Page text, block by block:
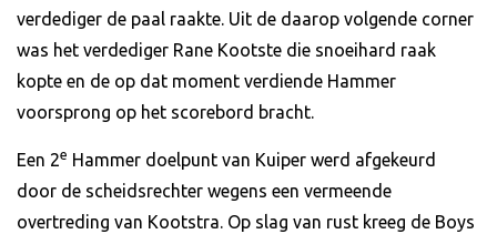
verdediger de paal raakte. Uit de daarop volgende corner
was het verdediger Rane Kootste die snoeihard raak
kopte en de op dat moment verdiende Hammer
voorsprong op het scorebord bracht.
Een 2e Hammer doelpunt van Kuiper werd afgekeurd
door de scheidsrechter wegens een vermeende
overtreding van Kootstra. Op slag van rust kreeg de Boys